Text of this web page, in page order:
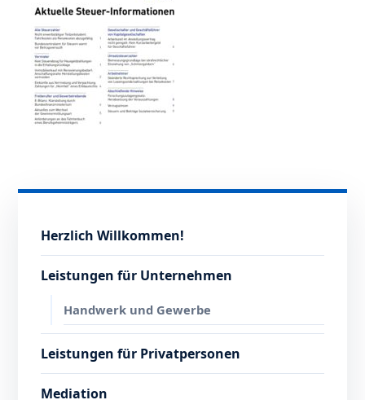
Herzlich Willkommen!
Leistungen für Unternehmen
Handwerk und Gewerbe
Leistungen für Privatpersonen
Mediation